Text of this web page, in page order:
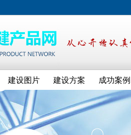
建设图片 建设方案 成功案例